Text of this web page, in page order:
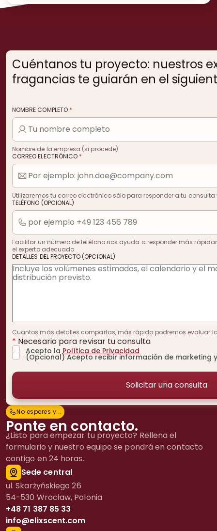
No esperes y...
No esperes y...
Ponte en contacto.
¿Listo para empezar tu proyecto? Rellena el
formulario y nuestro equipo se pondrá en contacto
contigo en 24 horas.
Sede central
ul. Skarżyńskiego 26
54-530 Wrocław, Polonia
+48 71 387 85 33
info@elixscent.com
Cuéntanos tu proyecto: nuestros
fragancias te guiarán en el
NOMBRE COMPLETO *
Nombre de la empresa (si procede)
CORREO ELECTRÓNICO *
Utilizaremos tu correo electrónico sólo para responder a tu
TELÉFONO (OPCIONAL)
Facilitar un número de teléfono nos ayuda a responder más
el experto adecuado.
DETALLES DEL PROYECTO (OPCIONAL)
Cuantos más detalles compartas, más rápido podremos evaluar
* Necesario para revisar tu consulta
Acepto la Política de Privacidad
(Opcional) Acepto recibir información de marketing